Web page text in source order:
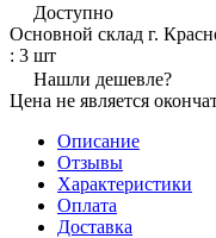
Доступно
Основной склад г.
: 3 шт
Нашли дешевле?
Цена не является
Описание
Отзывы
Характеристики
Оплата
Доставка